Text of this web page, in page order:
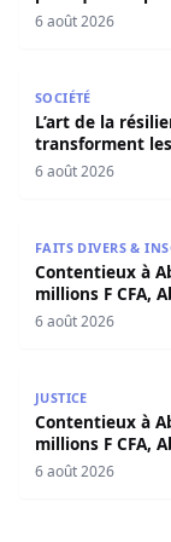
6 août 2026
SOCIÉTÉ
L’art de la
transforment
6 août 2026
FAITS DIVERS &
Contentieux à
millions F CFA,
sociaux
6 août 2026
JUSTICE
Contentieux à
millions F CFA,
sociaux
6 août 2026